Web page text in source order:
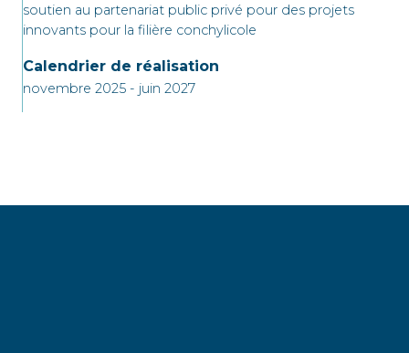
soutien au partenariat public privé pour des projets
innovants pour la filière conchylicole
Calendrier de réalisation
novembre 2025 - juin 2027